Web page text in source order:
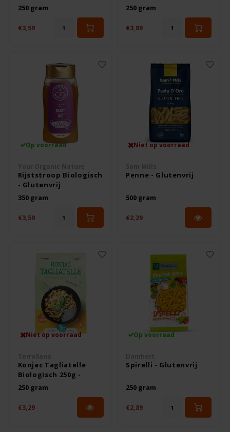
250 gram
€3,59
250 gram
€3,89
Op voorraad
Rijststroop Biologisch
- Glutenvrij
350 gram
€3,59
Niet op voorraad
Penne - Glutenvrij
500 gram
€2,29
Niet op voorraad
Konjac Tagliatelle
Biologisch 250g -
Glutenvrij
250 gram
€3,29
Op voorraad
Spirelli - Glutenvrij
250 gram
€2,89